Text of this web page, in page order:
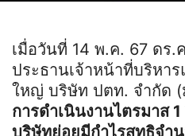
เมื่อวันที่ 14 พ.ค. 67 ดร.
ประธานเจ้าหน้าที่บริหา
ใหญ่ บริษัท ปตท. จำกัด (
การดำเนินงานไตรมาส
บริษัทย่อยมีกำไรสุทธิจำ